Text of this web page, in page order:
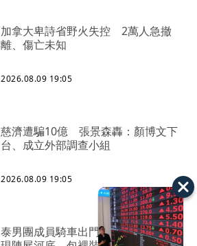
加拿大卑詩省野火失控 2萬人急撤
離、傷亡未知
2026.08.09 19:05
慈濟遭騙10億 張景森轟：顏博文下
台、成立外部調查小組
2026.08.09 19:05
泰男團成員騎車出門後失聯！竟被發